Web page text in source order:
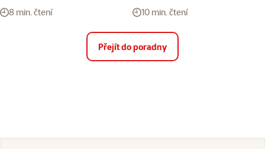
8 min. čtení 10 min. čtení
Přejít do poradny